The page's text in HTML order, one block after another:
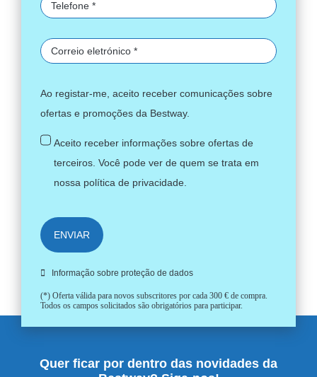
Ao registar-me, aceito receber comunicações sobre
ofertas e promoções da Bestway.
Aceito receber informações sobre ofertas de
terceiros. Você pode ver de quem se trata em
nossa política de privacidade.
ENVIAR
Informação sobre proteção de dados
(*) Oferta válida para novos subscritores por cada 300 € de compra.
Todos os campos solicitados são obrigatórios para participar.
Quer ficar por dentro das novidades da